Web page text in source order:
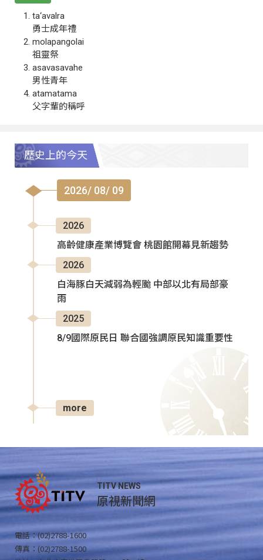
ta‘avalra
勇士成年禮
molapangolai
祖靈祭
asavasavahe
男性青年
atamatama
父字輩的稱呼
歷史上的今天
2026/ 08/ 09
2026
高齡健康產業博覽會 桃園館開幕見新趨勢
2026
白海豚白天減弱為輕颱 中部以北有局部豪
雨
2025
8/9國際原民日 聯合國強調原民知識重要性
more
TITV NEWS
原視新聞網
電話：(02)2788-1600
傳真：(02)2788-1500